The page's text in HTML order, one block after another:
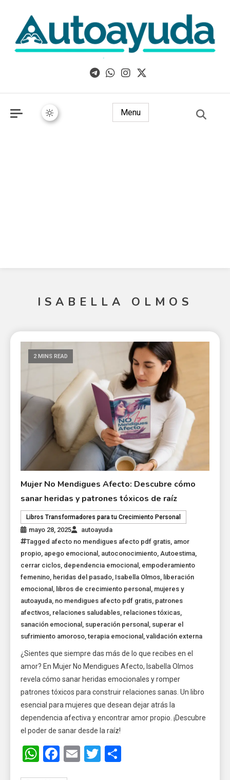
Menu
ISABELLA OLMOS
2 MINS READ
Mujer No Mendigues Afecto: Descubre cómo
sanar heridas y patrones tóxicos de raíz
Libros Transformadores para tu Crecimiento Personal
mayo 28, 2025
autoayuda
Tagged afecto no mendigues afecto pdf gratis, amor
propio, apego emocional , autoconocimiento,Autoestima,
cerrar ciclos, dependencia emocional , empoderamiento
femenino, heridas del pasado, Isabella Olmos, liberación
emocional , libros de crecimiento personal , mujeres y
autoayuda, no mendigues afecto pdf gratis, patrones
afectivos, relaciones saludables, relaciones tóxicas,
sanación emocional , superación personal , superar el
sufrimiento amoroso,terapia emocional ,validación externa
¿Sientes que siempre das más de lo que recibes en el
amor? En Mujer No Mendigues Afecto, Isabella Olmos
revela cómo sanar heridas emocionales y romper
patrones tóxicos para construir relaciones sanas. Un libro
esencial para mujeres que desean dejar atrás la
dependencia afectiva y encontrar amor propio. ¡Descubre
el poder de sanar desde la raíz!
WhatsApp
Facebook
EmailTwitter